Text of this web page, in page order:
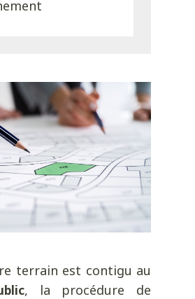
terrain est contigu au
, la procédure de